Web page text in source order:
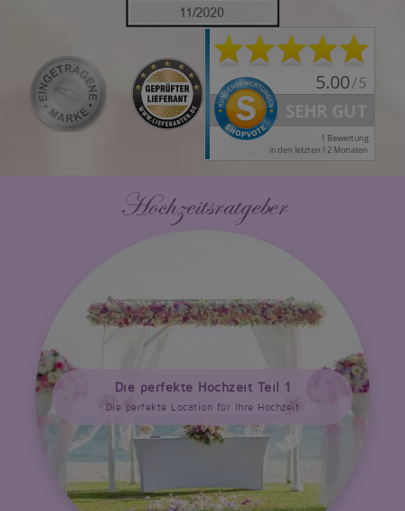
Hochzeitsratgeber
Die perfekte Hochzeit Teil 1
Die perfekte Location für Ihre Hochzeit